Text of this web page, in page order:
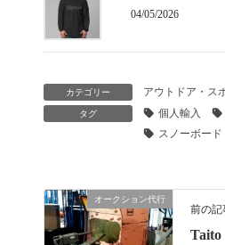
04/05/2026
カテゴリー アウトドア・ス
タグ 個人輸入
スノーボード
オークション代行
前の記
Taito